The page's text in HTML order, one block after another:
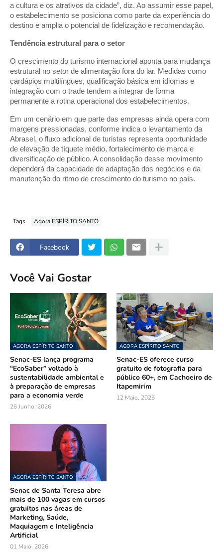
a cultura e os atrativos da cidade”, diz. Ao assumir esse papel,
o estabelecimento se posiciona como parte da experiência do
destino e amplia o potencial de fidelização e recomendação.
Tendência estrutural para o setor
O crescimento do turismo internacional aponta para mudança
estrutural no setor de alimentação fora do lar. Medidas como
cardápios multilíngues, qualificação básica em idiomas e
integração com o trade tendem a integrar de forma
permanente a rotina operacional dos estabelecimentos.
Em um cenário em que parte das empresas ainda opera com
margens pressionadas, conforme indica o levantamento da
Abrasel, o fluxo adicional de turistas representa oportunidade
de elevação de tíquete médio, fortalecimento de marca e
diversificação de público. A consolidação desse movimento
dependerá da capacidade de adaptação dos negócios e da
manutenção do ritmo de crescimento do turismo no país.
Tags Agora ESPÍRITO SANTO
Facebook
Você Vai Gostar
AGORA ESPÍRITO SANTO
Senac-ES lança programa
“EcoSaber” voltado à
sustentabilidade ambiental e
à preparação de empresas
para a economia verde
26 Junho, 2026
AGORA ESPÍRITO SANTO
Senac-ES oferece curso
gratuito de fotografia para
público 60+, em Cachoeiro de
Itapemirim
12 Maio, 2026
AGORA ESPÍRITO SANTO
Senac de Santa Teresa abre
mais de 100 vagas em cursos
gratuitos nas áreas de
Marketing, Saúde,
Maquiagem e Inteligência
Artificial
01 Maio, 2026